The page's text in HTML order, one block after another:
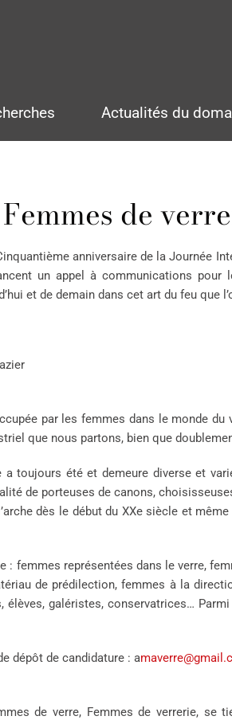
Actualités du
de
anniversaire de la Journée
un appel à communications
et de demain dans cet art du feu que
par les femmes dans le monde
que nous partons, bien que
a toujours été et demeure diverse et
de porteuses de canons,
dès le début du XXe siècle et
: femmes représentées dans le verre,
de prédilection, femmes à la
galéristes, conservatrices…
dépôt de candidature : a
de verre, Femmes de verrerie,